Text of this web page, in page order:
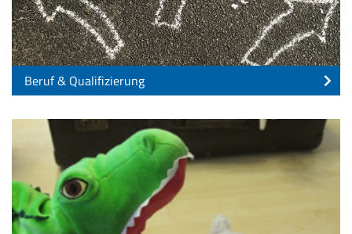
Beruf & Qualifizierung